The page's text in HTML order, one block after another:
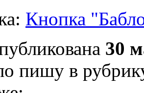
Кнопка
30
пишу в